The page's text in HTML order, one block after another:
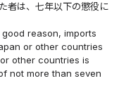
者は、七年以下の懲役に
reason, imports
or other countries
other countries is
not more than seven